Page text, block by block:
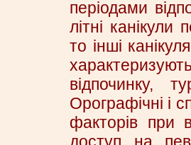
періодами
літні
то інші
відпочинку,
Орографічні і
факторів при